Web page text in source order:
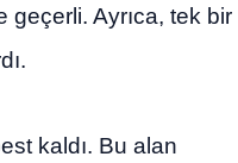
Ayrıca, tek bir
kaldı. Bu alan